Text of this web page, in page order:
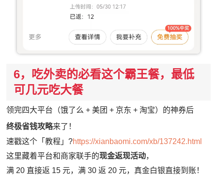
6，吃外卖的必看这个霸王餐，最低
可几元吃大餐
领完四大平台（饿了么 + 美团 + 京东 + 淘宝）的神券后
终极省钱攻略来了！
速戳这个「教程」?https://xianbaomi.com/xb/137242.html
这里藏着平台和商家联手的现金返现活动，
满 20 直接返 15 元，满 30 返 20 元，真金白银直接到账！